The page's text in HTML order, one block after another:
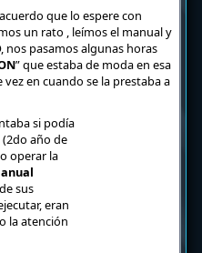
que lo espere con
un rato , leímos el manual y
nos pasamos algunas horas
” que estaba de moda en esa
en cuando se la prestaba a
si podía
año de
operar la
sus
eran
la atención